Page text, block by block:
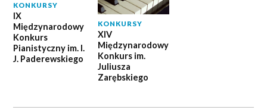
KONKURSY
IX
Międzynarodowy
Konkurs
Pianistyczny im. I.
J. Paderewskiego
KONKURSY
XIV
Międzynarodowy
Konkurs im.
Juliusza
Zarębskiego